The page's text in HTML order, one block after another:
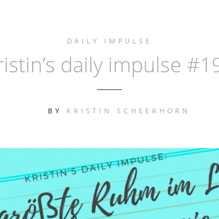
DAILY IMPULSE
daily impulse
BY KRISTIN SCHEERHORN